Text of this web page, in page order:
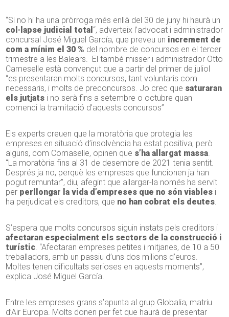
“Si no hi ha una pròrroga més enllà del 30 de juny hi haurà un
col·lapse judicial total “, adverteix l’advocat i administrador
concursal José Miguel García, que preveu un increment de
com a mínim el 30 % del nombre de concursos en el tercer
trimestre a les Balears. El també misser i administrador Otto
Cameselle està convençut que a partir del primer de juliol
“es presentaran molts concursos, tant voluntaris com
necessaris, i molts de preconcursos. Jo crec que saturaran
els jutjats i no serà fins a setembre o octubre quan
comenci la tramitació d’aquests concursos”
Els experts creuen que la moratòria que protegia les
empreses en situació d’insolvència ha estat positiva, però
alguns, com Comaselle, opinen que s’ha allargat massa.
“La moratòria fins al 31 de desembre de 2021 tenia sentit.
Després ja no, perquè les empreses que funcionen ja han
pogut remuntar”, diu, afegint que allargar-la només ha servit
per perllongar la vida d’empreses que no són viables i
ha perjudicat els creditors, que no han cobrat els deutes.
S’espera que molts concursos siguin instats pels creditors i
afectaran especialment els sectors de la construcció i
turístic. “Afectaran empreses petites i mitjanes, de 10 a 50
treballadors, amb un passiu d’uns dos milions d’euros.
Moltes tenen dificultats serioses en aquests moments”,
explica José Miguel García.
Entre les empreses grans s’apunta al grup Globalia, matriu
d’Air Europa. Molts donen per fet que haurà de presentar